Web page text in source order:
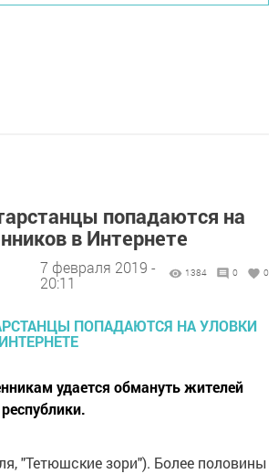
попадаются на
в Интернете
7 февраля 2019 -
20:11
1384 0 0
удается обмануть жителей
"Тетюшские зори"). Более половины